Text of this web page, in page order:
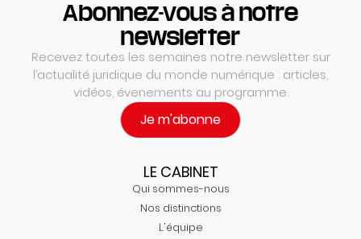
Abonnez-vous à notre
newsletter
Recevez toutes les semaines notre newsletter sur
l’actualité juridique du monde numérique : articles,
vidéos, évenements au programme.
Je m'abonne
LE CABINET
Qui sommes-nous
Nos distinctions
L'équipe